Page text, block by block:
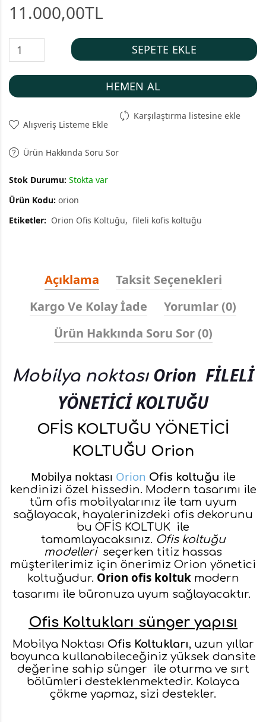
11.000,00TL
SEPETE EKLE
HEMEN AL
Alışveriş Listeme Ekle
Karşılaştırma listesine ekle
Ürün Hakkında Soru Sor
Stok Durumu: Stokta var
Ürün Kodu: orion
Etiketler: Orion Ofis Koltuğu fileli kofis koltuğu
Açıklama
Taksit Seçenekleri
Kargo Ve Kolay İade
Yorumlar (0)
Ürün Hakkında Soru Sor (0)
Mobilya noktası Orion FİLELİ
YÖNETİCİ KOLTUĞU
OFİS KOLTUĞU YÖNETİCİ
KOLTUĞU Orion
Mobilya noktası Orion Ofis koltuğu ile
kendinizi özel hissedin. Modern tasarımı ile
tüm ofis mobilyalarınız ile tam uyum
sağlayacak, hayalerinizdeki ofis dekorunu
bu OFİS KOLTUK ile
tamamlayacaksınız. Ofis koltuğu
modelleri seçerken titiz hassas
müşterilerimiz için önerimiz Orion yönetici
koltuğudur. Orion ofis koltuk modern
tasarımı ile büronuza uyum sağlayacaktır.
Ofis Koltukları sünger yapısı
Mobilya Noktası Ofis Koltukları, uzun yıllar
boyunca kullanabileceğiniz yüksek dansite
değerine sahip sünger ile oturma ve sırt
bölümleri desteklenmektedir. Kolayca
çökme yapmaz, sizi destekler.